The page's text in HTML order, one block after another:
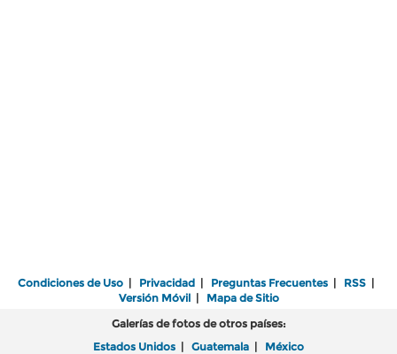
Condiciones de Uso | Privacidad | Preguntas Frecuentes | RSS |
Versión Móvil| Mapa de Sitio
Galerías de fotos de otros países:
Estados Unidos | Guatemala | México